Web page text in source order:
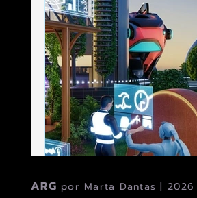
ARG por Marta Dantas | 2026